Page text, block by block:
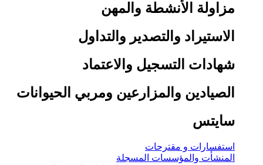
مزاولة الأنشطة والمهن
الاستيراد والتصدير والتداول
شهادات التسجيل والاعتماد
الصيادين والمزارعين ومربي الحيوانات
سايتس
استفسارات و مقترحات
المنشأت والمؤسسات المسجلة